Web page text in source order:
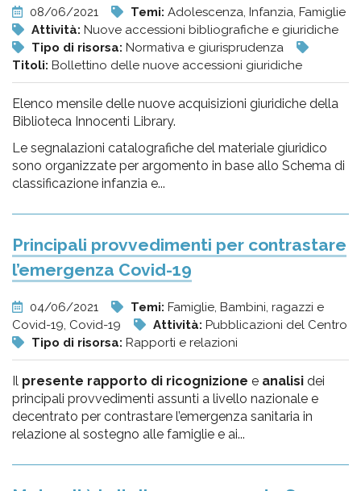
08/06/2021 Temi: Adolescenza, Infanzia, Famiglie
Attività: Nuove accessioni bibliografiche e giuridiche
Tipo di risorsa: Normativa e giurisprudenza
Titoli: Bollettino delle nuove accessioni giuridiche
Elenco mensile delle nuove acquisizioni giuridiche della
Biblioteca Innocenti Library.
Le segnalazioni catalografiche del materiale giuridico
sono organizzate per argomento in base allo Schema di
classificazione infanzia e...
Principali provvedimenti per contrastare
l’emergenza Covid-19
04/06/2021 Temi: Famiglie, Bambini, ragazzi e
Covid-19, Covid-19
Attività: Pubblicazioni del Centro
Tipo di risorsa: Rapporti e relazioni
Il presente rapporto di ricognizione e analisi dei
principali provvedimenti assunti a livello nazionale e
decentrato per contrastare l’emergenza sanitaria in
relazione al sostegno alle famiglie e ai...